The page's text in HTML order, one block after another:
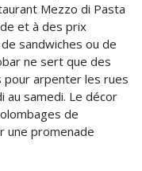
Mezzo di Pasta
et à des prix
sandwiches ou de
ne sert que des
pour arpenter les rues
au samedi. Le décor
de
une promenade